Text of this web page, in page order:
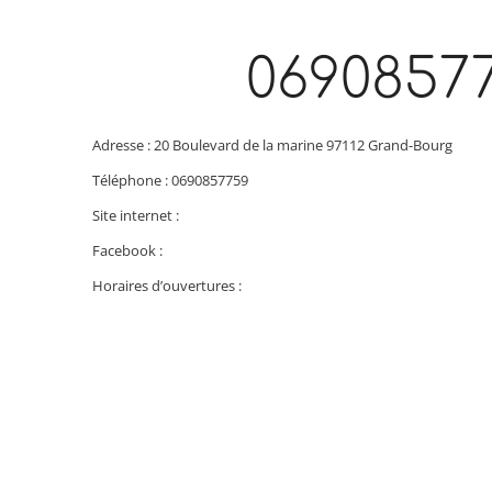
Adresse : 20 Boulevard de la marine 97112 Grand-Bourg
Téléphone : 0690857759
Site internet :
Facebook :
Horaires d’ouvertures :